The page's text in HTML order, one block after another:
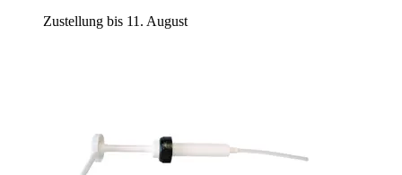
Zustellung bis 11. August